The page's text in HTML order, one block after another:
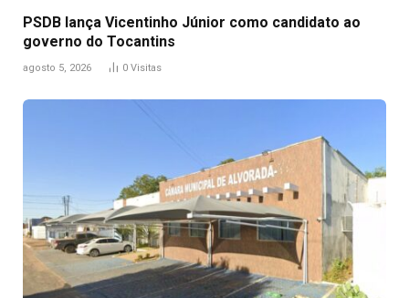
PSDB lança Vicentinho Júnior como candidato ao
governo do Tocantins
agosto 5, 2026 0 Visitas